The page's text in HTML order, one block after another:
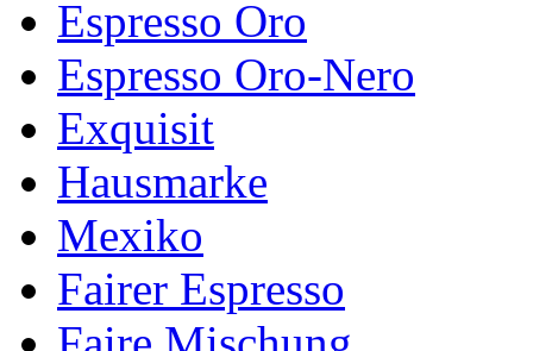
Espresso Oro
Espresso Oro-Nero
Exquisit
Hausmarke
Mexiko
Fairer Espresso